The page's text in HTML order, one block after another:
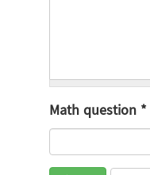
Math question*